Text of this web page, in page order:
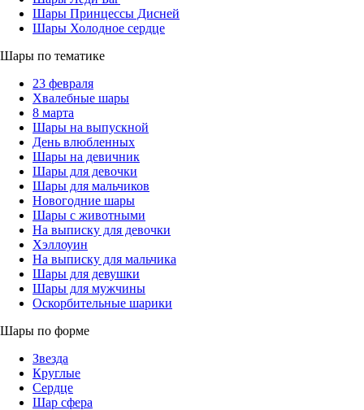
Шары Принцессы Дисней
Шары Холодное сердце
Шары по тематике
23 февраля
Хвалебные шары
8 марта
Шары на выпускной
День влюбленных
Шары на девичник
Шары для девочки
Шары для мальчиков
Новогодние шары
Шары с животными
На выписку для девочки
Хэллоуин
На выписку для мальчика
Шары для девушки
Шары для мужчины
Оскорбительные шарики
Шары по форме
Звезда
Круглые
Сердце
Шар сфера